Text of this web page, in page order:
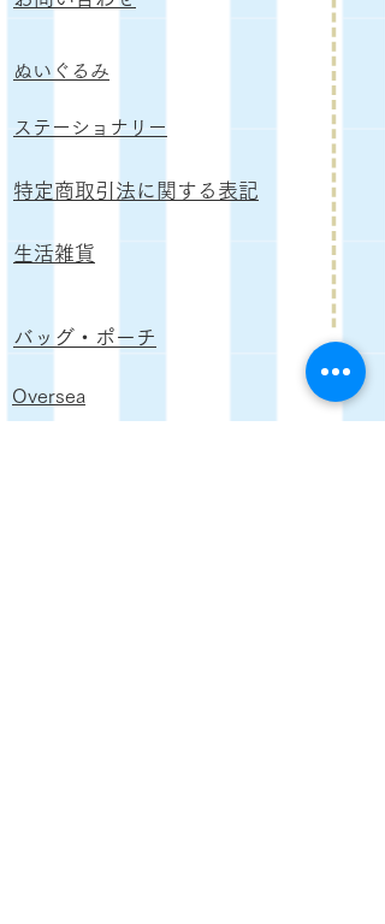
ぬいぐるみ
​ステーショナリー
特定商取引法に関する表記
生活雑貨
バッグ・ポーチ
Oversea